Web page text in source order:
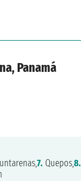
Panamá
7. Quepos,8.